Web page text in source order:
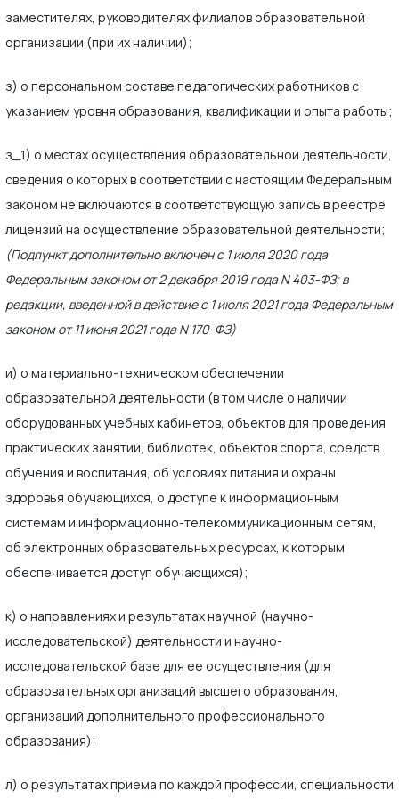
заместителях, руководителях филиалов образовательной
организации (при их наличии);
з) о персональном составе педагогических работников с
указанием уровня образования, квалификации и опыта работы;
з_1) о местах осуществления образовательной деятельности,
сведения о которых в соответствии с настоящим Федеральным
законом не включаются в соответствующую запись в реестре
лицензий на осуществление образовательной деятельности;
(Подпункт дополнительно включен с 1 июля 2020 года
Федеральным законом от 2 декабря 2019 года N 403-ФЗ; в
редакции, введенной в действие с 1 июля 2021 года Федеральным
законом от 11 июня 2021 года N 170-ФЗ)
и) о материально-техническом обеспечении
образовательной деятельности (в том числе о наличии
оборудованных учебных кабинетов, объектов для проведения
практических занятий, библиотек, объектов спорта, средств
обучения и воспитания, об условиях питания и охраны
здоровья обучающихся, о доступе к информационным
системам и информационно-телекоммуникационным сетям,
об электронных образовательных ресурсах, к которым
обеспечивается доступ обучающихся);
к) о направлениях и результатах научной (научно-
исследовательской) деятельности и научно-
исследовательской базе для ее осуществления (для
образовательных организаций высшего образования,
организаций дополнительного профессионального
образования);
л) о результатах приема по каждой профессии, специальности